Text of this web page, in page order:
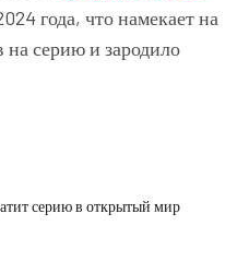
года, что намекает на
серию и зародило
серию в открытый мир